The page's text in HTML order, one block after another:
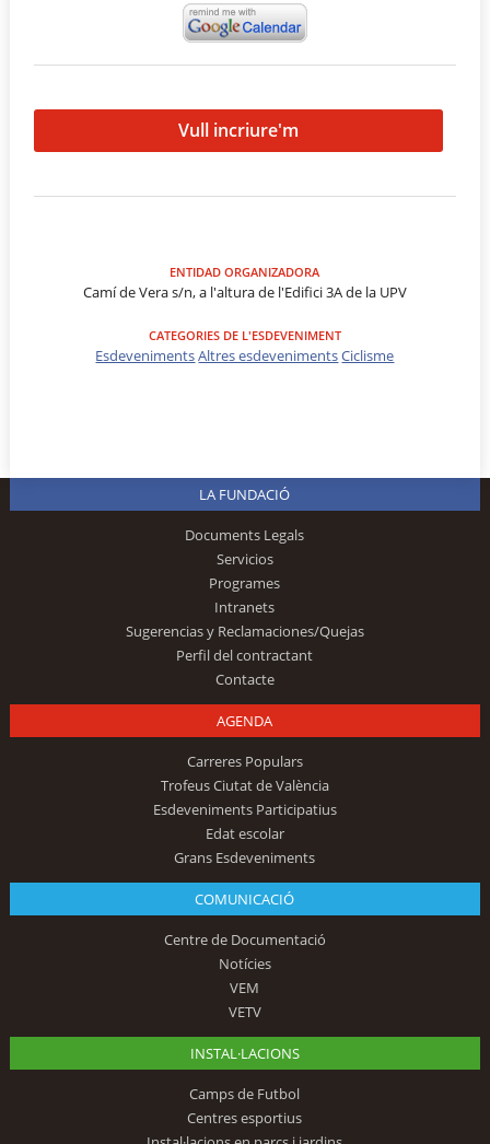
Vull incriure'm
ENTIDAD ORGANIZADORA
Camí de Vera s/n, a l'altura de l'Edifici 3A de la UPV
CATEGORIES DE L'ESDEVENIMENT
EsdevenimentsAltres esdevenimentsCiclisme
LA FUNDACIÓ
Documents Legals
Servicios
Programes
Intranets
Sugerencias y Reclamaciones/Quejas
Perfil del contractant
Contacte
AGENDA
Carreres Populars
Trofeus Ciutat de València
Esdeveniments Participatius
Edat escolar
Grans Esdeveniments
COMUNICACIÓ
Centre de Documentació
Notícies
VEM
VETV
INSTAL·LACIONS
Camps de Futbol
Centres esportius